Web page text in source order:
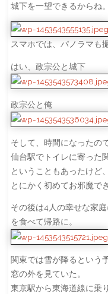
城下を一望できるからね。
スマホでは、パノラマも
はい、政宗公と城下
政宗公と俺
そして、時間になったの
仙台駅でトイレに寄った
ということもあったけど、
とにかく初めてお邪魔で
その後は4人の幸せな家
を食べて帰路に。
関東では雪が降るという
窓の外を見ていた。
東京駅から東海道線に乗